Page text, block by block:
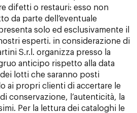
difetti o restauri: esso non
da parte dell’eventuale
solo ed esclusivamente il
esperti. in considerazione di
S.r.l. organizza presso la
anticipo rispetto alla data
dei lotti che saranno posti
ai propri clienti di accertare le
conservazione, l’autenticità, la
Per la lettura dei cataloghi le